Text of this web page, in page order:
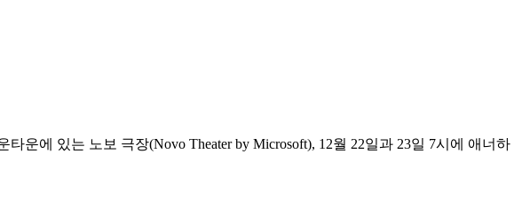
운에 있는 노보 극장(Novo Theater by Microsoft), 12월 22일과 23일 7시에 애너하